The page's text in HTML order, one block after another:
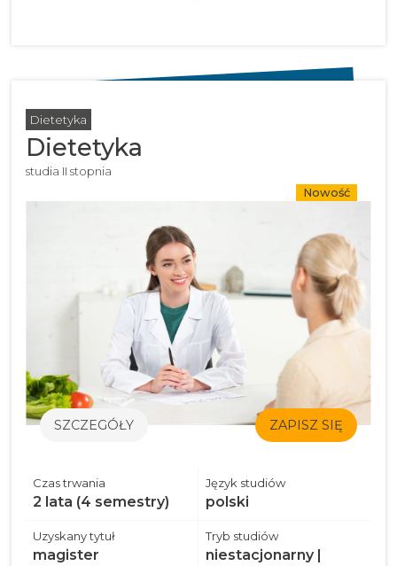
Dietetyka
Dietetyka
studia II stopnia
Nowość
SZCZEGÓŁY ZAPISZ SIĘ
Czas trwania
2 lata (4 semestry)
Język studiów
polski
Uzyskany tytuł
magister
Tryb studiów
niestacjonarny |